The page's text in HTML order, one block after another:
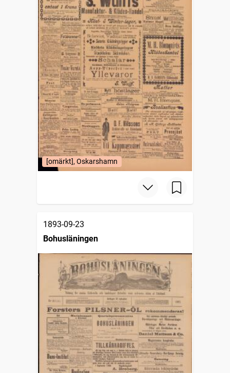
[omärkt], Oskarshamn
1893-09-23
Bohusläningen